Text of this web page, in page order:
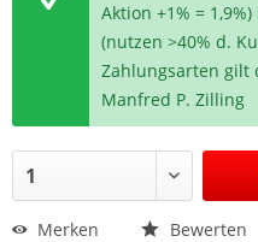
Aktion +1% =
(nutzen >40% d.
Zahlungsarten gilt
Manfred P. Zilling
Merken Bewerten